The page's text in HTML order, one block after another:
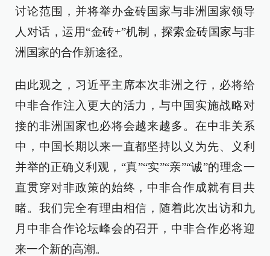
讨论范围，并将举办金砖国家与非洲国家领导
人对话，运用“金砖+”机制，探索金砖国家与非
洲国家的合作新途径。
由此观之，习近平主席本次非洲之行，必将给
中非合作注入更大的活力，与中国实施战略对
接的非洲国家也必将会越来越多。在中非关系
中，中国长期以来一直都坚持以义为先、义利
并举的正确义利观，“真”“实”“亲”“诚”的理念一
直贯穿对非政策的始终，中非合作成就有目共
睹。我们完全有理由相信，随着此次出访和九
月中非合作论坛峰会的召开，中非合作必将迎
来一个新的高潮。